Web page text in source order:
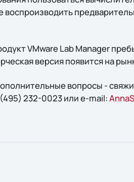
воспроизводить
VMware Lab Manager
версия появится на
вопросы -
232-0023 или e-mail: